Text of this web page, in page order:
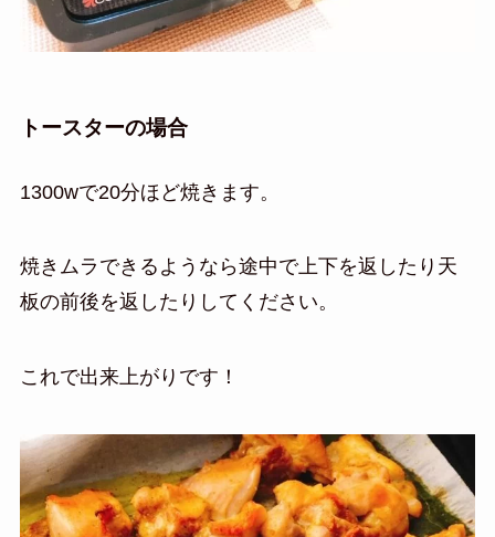
トースターの場合
1300wで20分ほど焼きます。
焼きムラできるようなら途中で上下を返したり天
板の前後を返したりしてください。
これで出来上がりです！